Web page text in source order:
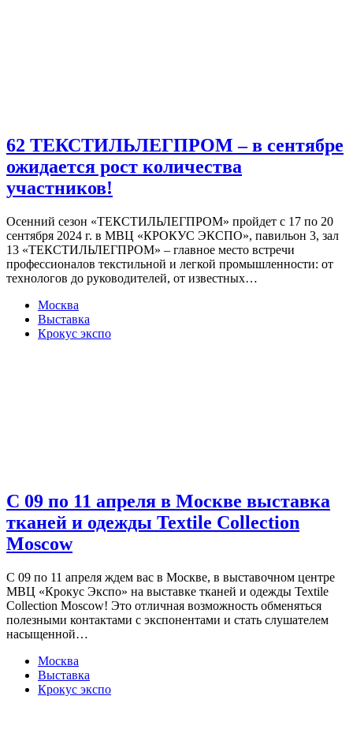
62 ТЕКСТИЛЬЛЕГПРОМ – в сентябре
ожидается рост количества
участников!
Осенний сезон «ТЕКСТИЛЬЛЕГПРОМ» пройдет с 17 по 20
сентября 2024 г. в МВЦ «КРОКУС ЭКСПО», павильон 3, зал
13 «ТЕКСТИЛЬЛЕГПРОМ» – главное место встречи
профессионалов текстильной и легкой промышленности: от
технологов до руководителей, от известных…
Москва
Выставка
Крокус экспо
С 09 по 11 апреля в Москве выставка
тканей и одежды Textile Collection
Moscow
С 09 по 11 апреля ждем вас в Москве, в выставочном центре
МВЦ «Крокус Экспо» на выставке тканей и одежды Textile
Collection Moscow! Это отличная возможность обменяться
полезными контактами с экспонентами и стать слушателем
насыщенной…
Москва
Выставка
Крокус экспо